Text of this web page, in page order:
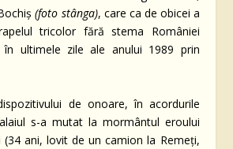
(foto stânga), care ca de obicei a
tricolor fără stema României
în ultimele zile ale anului 1989 prin
de onoare, în acordurile
s-a mutat la mormântul eroului
ani, lovit de un camion la Remeţi,